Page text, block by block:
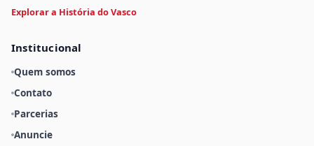
Explorar a História do Vasco
Institucional
Quem somos
Contato
Parcerias
Anuncie